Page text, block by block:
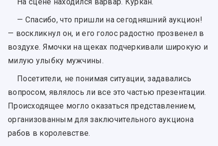
— Спасибо, что пришли на сегодняшний аукцион!
— воскликнул он, и его голос радостно прозвенел в
воздухе. Ямочки на щеках подчеркивали широкую и
милую улыбку мужчины.
Посетители, не понимая ситуации, задавались
вопросом, являлось ли все это частью презентации.
Происходящее могло оказаться представлением,
организованным для заключительного аукциона
рабов в королевстве.